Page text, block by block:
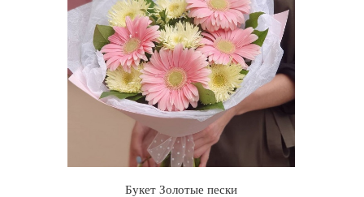
Букет Золотые пески